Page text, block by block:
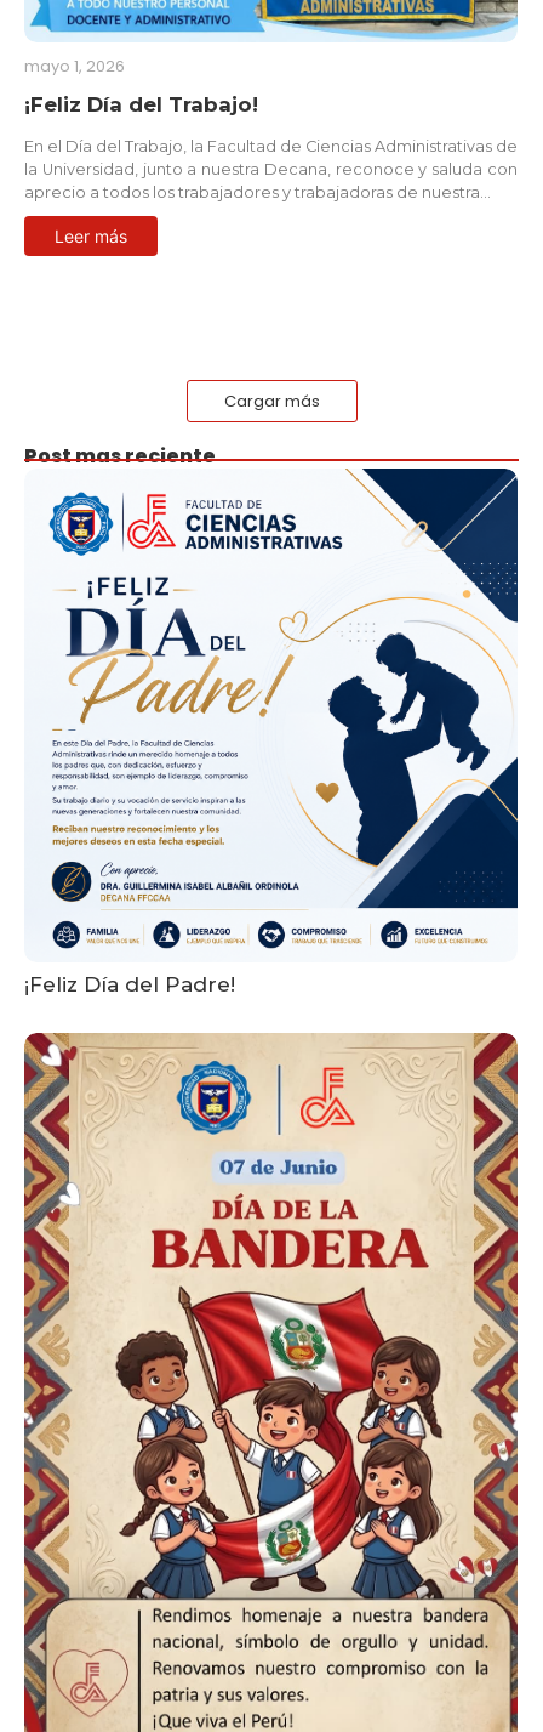
mayo 1, 2026
¡Feliz Día del Trabajo!
En el Día del Trabajo, la Facultad de Ciencias Administrativas de
la Universidad, junto a nuestra Decana, reconoce y saluda con
aprecio a todos los trabajadores y trabajadoras de nuestra…
Leer más
Cargar más
Post mas reciente
¡Feliz Día del Padre!